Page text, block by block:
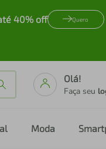
40% off Quero
Olá!
Faça seu
Moda